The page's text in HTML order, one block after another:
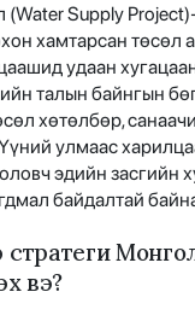
(Water Supply
хамтарсан төсөл
удаан
талын байнгын
хөтөлбөр,
улмаас
эдийн засгийн
байдалтай
вэ?